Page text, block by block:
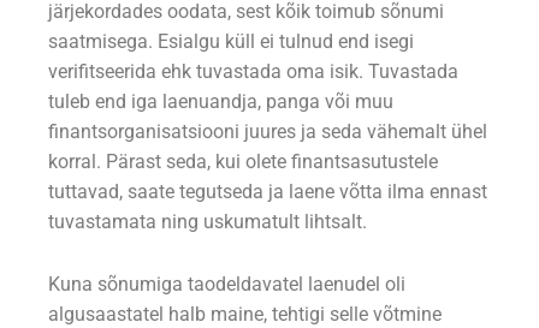
järjekordades oodata, sest kõik toimub sõnumi
saatmisega. Esialgu küll ei tulnud end isegi
verifitseerida ehk tuvastada oma isik. Tuvastada
tuleb end iga laenuandja, panga või muu
finantsorganisatsiooni juures ja seda vähemalt ühel
korral. Pärast seda, kui olete finantsasutustele
tuttavad, saate tegutseda ja laene võtta ilma ennast
tuvastamata ning uskumatult lihtsalt.
Kuna sõnumiga taodeldavatel laenudel oli
algusaastatel halb maine, tehtigi selle võtmine